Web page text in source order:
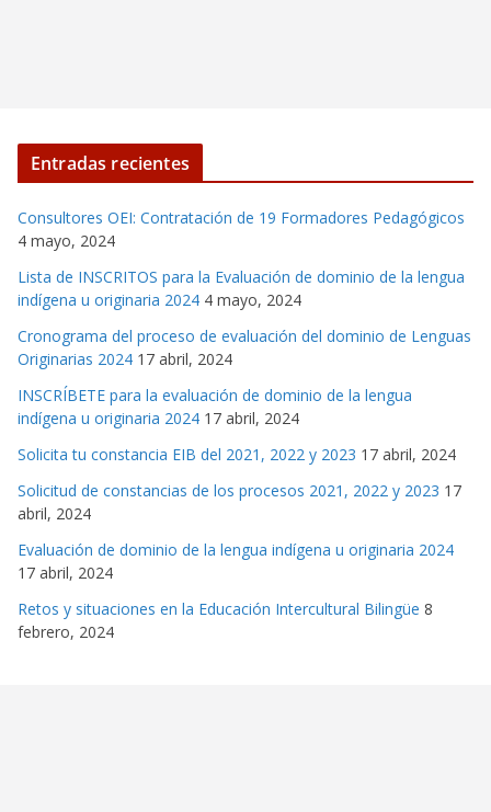
Entradas recientes
Consultores OEI: Contratación de 19 Formadores Pedagógicos
4 mayo, 2024
Lista de INSCRITOS para la Evaluación de dominio de la lengua
indígena u originaria 2024 4 mayo, 2024
Cronograma del proceso de evaluación del dominio de Lenguas
Originarias 2024 17 abril, 2024
INSCRÍBETE para la evaluación de dominio de la lengua
indígena u originaria 2024 17 abril, 2024
Solicita tu constancia EIB del 2021, 2022 y 2023 17 abril, 2024
Solicitud de constancias de los procesos 2021, 2022 y 2023 17
abril, 2024
Evaluación de dominio de la lengua indígena u originaria 2024
17 abril, 2024
Retos y situaciones en la Educación Intercultural Bilingüe 8
febrero, 2024